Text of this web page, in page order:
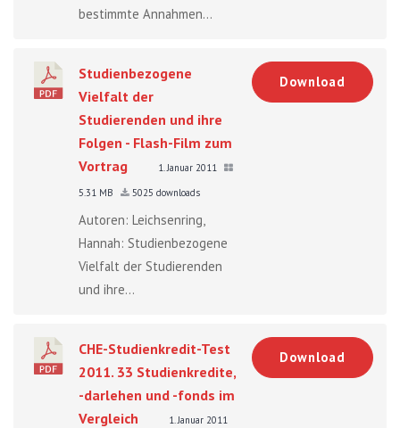
bestimmte Annahmen...
Studienbezogene
Vielfalt der
Studierenden und ihre
Folgen - Flash-Film zum
Vortrag
1. Januar 2011
5.31 MB
5025 downloads
Autoren: Leichsenring,
Hannah: Studienbezogene
Vielfalt der Studierenden
und ihre...
Download
CHE-Studienkredit-Test
2011. 33 Studienkredite,
-darlehen und -fonds im
Vergleich
1. Januar 2011
Download